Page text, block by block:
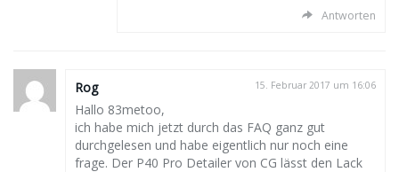
Antworten
Rog 15. Februar 2017 um 16:06
Hallo 83metoo,
ich habe mich jetzt durch das FAQ ganz gut
durchgelesen und habe eigentlich nur noch eine
frage. Der P40 Pro Detailer von CG lässt den Lack